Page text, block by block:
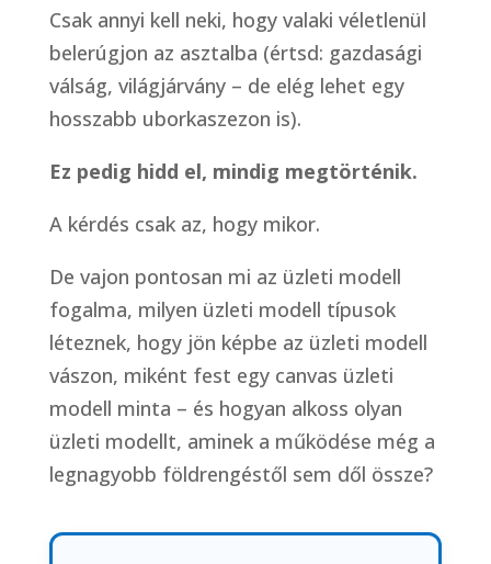
Csak annyi kell neki, hogy valaki véletlenül
belerúgjon az asztalba (értsd: gazdasági
válság, világjárvány – de elég lehet egy
hosszabb uborkaszezon is).
Ez pedig hidd el, mindig megtörténik.
A kérdés csak az, hogy mikor.
De vajon pontosan mi az üzleti modell
fogalma, milyen üzleti modell típusok
léteznek, hogy jön képbe az üzleti modell
vászon, miként fest egy canvas üzleti
modell minta – és hogyan alkoss olyan
üzleti modellt, aminek a működése még a
legnagyobb földrengéstől sem dől össze?